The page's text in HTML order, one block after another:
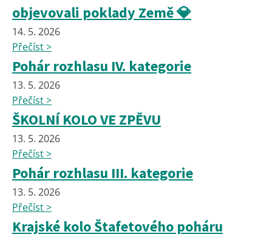
objevovali poklady Země 💎
14. 5. 2026
Přečíst >
Pohár rozhlasu IV. kategorie
13. 5. 2026
Přečíst >
ŠKOLNÍ KOLO VE ZPĚVU
13. 5. 2026
Přečíst >
Pohár rozhlasu III. kategorie
13. 5. 2026
Přečíst >
Krajské kolo Štafetového poháru